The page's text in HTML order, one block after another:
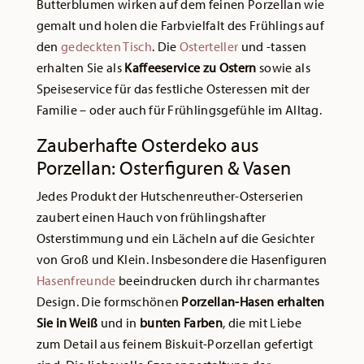
Butterblumen wirken auf dem feinen Porzellan wie
gemalt und holen die Farbvielfalt des Frühlings auf
dengedeckten Tisch. Die Osterteller und -tassen
erhalten Sie als Kaffeeservice zu Ostern sowie als
Speiseservice für das festliche Osteressen mit der
Familie – oder auch für Frühlingsgefühle im Alltag.
Zauberhafte Osterdeko aus
Porzellan: Osterfiguren & Vasen
Jedes Produkt der Hutschenreuther-Osterserien
zaubert einen Hauch von frühlingshafter
Osterstimmung und ein Lächeln auf die Gesichter
von Groß und Klein. Insbesondere die Hasenfiguren
Hasenfreunde beeindrucken durch ihr charmantes
Design. Die formschönen Porzellan-Hasen erhalten
Sie in Weiß und in bunten Farben, die mit Liebe
zum Detail aus feinem Biskuit-Porzellan gefertigt